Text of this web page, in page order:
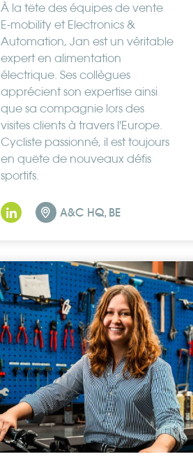
À la tête des équipes de vente
E-mobility et Electronics &
Automation, Jan est un véritable
expert en alimentation
électrique. Ses collègues
apprécient son expertise ainsi
que sa compagnie lors des
visites clients à travers l'Europe.
Cycliste passionné, il est toujours
en quête de nouveaux défis
sportifs.
A&C HQ, BE